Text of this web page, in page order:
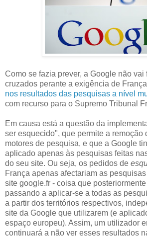
Como se fazia prever, a Google não vai
cruzados perante a exigência de
nos resultados das pesquisas a nível
com recurso para o Supremo Tribunal
Em causa está a questão da
ser esquecido", que permite a remoção
motores de pesquisa, e que a Google
aplicado apenas às pesquisas feitas
do seu site. Ou seja, os pedidos de
França apenas afectariam as
site google.fr - coisa que
passando a aplicar-se a todas as
a partir dos territórios respectivos,
site da Google que utilizarem (e
espaço europeu). Assim, um utilizador
continuará a não ver esses resultados